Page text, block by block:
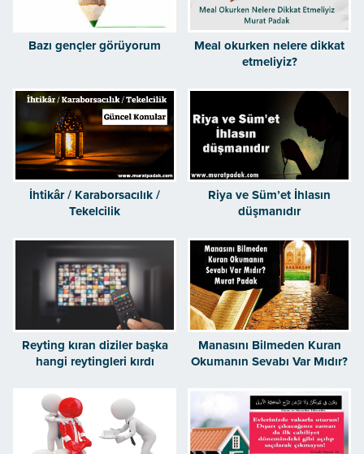
Bazı gençler görüyorum
Meal okurken nelere dikkat
etmeliyiz?
İhtikâr / Karaborsacılık /
Tekelcilik
Riya ve Süm’et İhlasın
düşmanıdır
Reyting kıran diziler başka
hangi reytingleri kırdı
Manasını Bilmeden Kuran
Okumanın Sevabı Var Mıdır?